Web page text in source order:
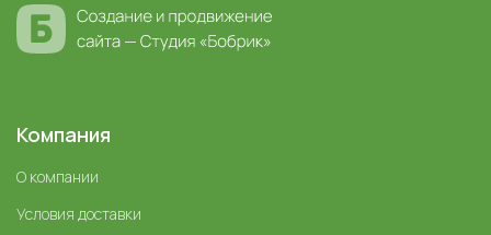
Компания
О компании
Условия доставки